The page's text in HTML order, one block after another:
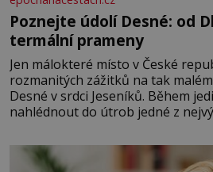
Poznejte údolí Desné: od
termální prameny
Jen málokteré místo v České
rozmanitých zážitků na tak
Desné v srdci Jeseníků. Během
nahlédnout do útrob jedné z
se na koloběžce a den zakončit
Velkých Losinách nebo v